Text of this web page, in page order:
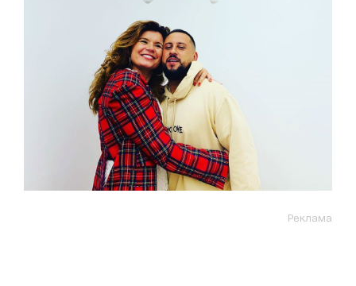
Реклама